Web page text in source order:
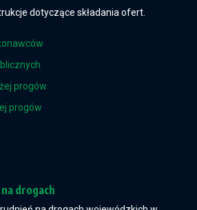
dotyczące składania ofert.
progów
progów
drogach